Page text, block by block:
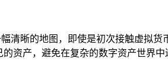
清晰的地图，即使是初次接触虚拟
资产，避免在复杂的数字资产世界中